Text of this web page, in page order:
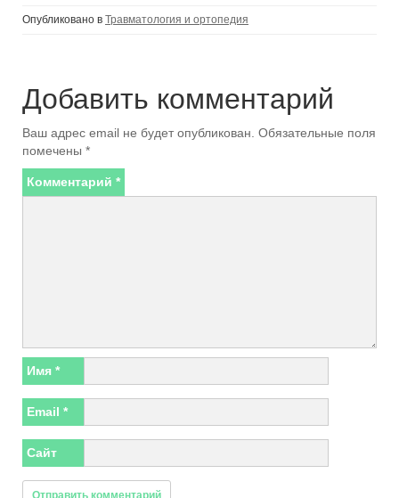
Опубликовано в Травматология и ортопедия
Добавить комментарий
Ваш адрес email не будет опубликован. Обязательные поля
помечены *
Комментарий *
Имя *
Email *
Сайт